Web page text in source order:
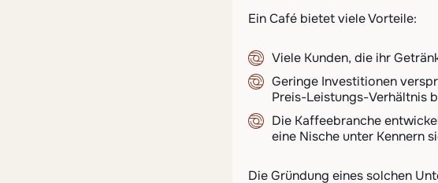
Ein Café bietet viele Vorteile:
Viele Kunden, die ihr
Geringe Investitionen
Preis-Leistungs-Verhältnis
Die Kaffeebranche
eine Nische unter Kennern
Die Gründung eines solchen